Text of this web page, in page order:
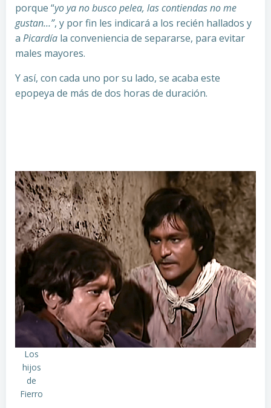
porque “yo ya no busco pelea, las contiendas no me
gustan…”, y por fin les indicará a los recién hallados y
a Picardía la conveniencia de separarse, para evitar
males mayores.
Y así, con cada uno por su lado, se acaba este
epopeya de más de dos horas de duración.
Los
hijos
de
Fierro